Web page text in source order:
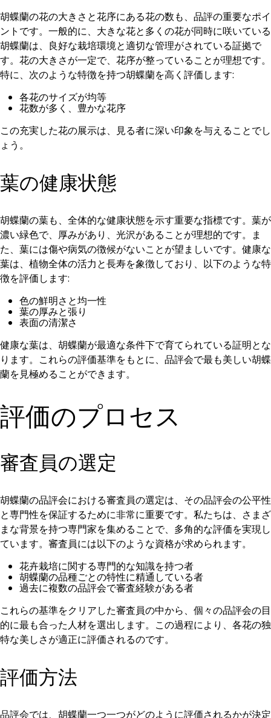
胡蝶蘭の花の大きさと花序にある花の数も、品評の重要なポイ
ントです。一般的に、大きな花と多くの花が同時に咲いている
胡蝶蘭は、良好な栽培環境と適切な管理がされている証拠で
す。花の大きさが一定で、花序が整っていることが理想です。
特に、次のような特徴を持つ胡蝶蘭を高く評価します:
各花のサイズが均等
花数が多く、豊かな花序
この充実した花の展示は、見る者に深い印象を与えることでし
ょう。
葉の健康状態
胡蝶蘭の葉も、全体的な健康状態を示す重要な指標です。葉が
濃い緑色で、厚みがあり、光沢があることが理想的です。ま
た、葉には傷や病気の徴候がないことが望ましいです。健康な
葉は、植物全体の活力と長寿を象徴しており、以下のような特
徴を評価します:
色の鮮明さと均一性
葉の厚みと張り
表面の清潔さ
健康な葉は、胡蝶蘭が最適な条件下で育てられている証明とな
ります。これらの評価基準をもとに、品評会で最も美しい胡蝶
蘭を見極めることができます。
評価のプロセス
審査員の選定
胡蝶蘭の品評会における審査員の選定は、その品評会の公平性
と専門性を保証するために非常に重要です。私たちは、さまざ
まな背景を持つ専門家を集めることで、多角的な評価を実現し
ています。審査員には以下のような資格が求められます。
花卉栽培に関する専門的な知識を持つ者
胡蝶蘭の品種ごとの特性に精通している者
過去に複数の品評会で審査経験がある者
これらの基準をクリアした審査員の中から、個々の品評会の目
的に最も合った人材を選出します。この過程により、各花の独
特な美しさが適正に評価されるのです。
評価方法
品評会では、胡蝶蘭一つ一つがどのように評価されるかが決定